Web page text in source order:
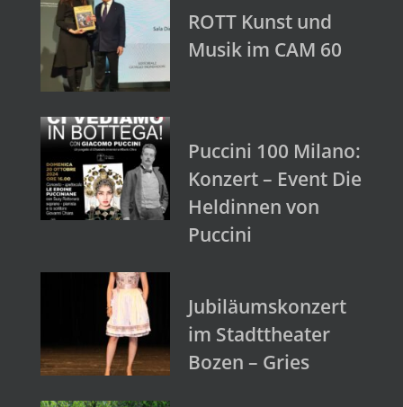
ROTT Kunst und
Musik im CAM 60
Puccini 100 Milano:
Konzert – Event Die
Heldinnen von
Puccini
Jubiläumskonzert
im Stadttheater
Bozen – Gries